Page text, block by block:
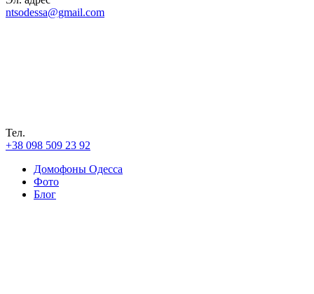
ntsodessa@gmail.com
Тел.
+38 098 509 23 92
Домофоны Одесса
Фото
Блог